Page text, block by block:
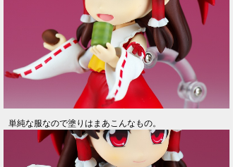
単純な服なので塗りはまあこんなもの。